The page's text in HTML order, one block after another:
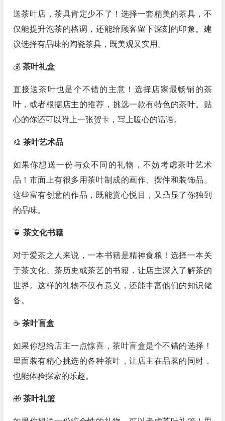
送茶叶店，茶具肯定少不了！选择一套精美的茶具，不
仅能提升泡茶的格调，还能给顾客留下深刻的印象。建
议选择有品味的陶瓷茶具，既美观又实用。
💰 茶叶礼盒
直接送茶叶也是个不错的主意！选择店家最畅销的茶
叶，或者根据店主的推荐，挑选一款有特色的茶叶。贴
心的你还可以附上一张贺卡，写上暖心的话语。
🎨 茶叶艺术品
如果你想送一份与众不同的礼物，不妨考虑茶叶艺术
品！市面上有很多用茶叶制成的画作、摆件和装饰品。
这些富有创意的作品，既能赏心悦目，又凸显了你独到
的品味。
🍵 茶文化书籍
对于爱茶之人来说，一本书籍是精神食粮！选择一本关
于茶文化、茶历史或茶艺的书籍，让店主深入了解茶的
世界。这样的礼物不仅有意义，还能丰富他们的知识储
备。
☕ 茶叶盲盒
如果你想给店主一点惊喜，茶叶盲盒是个不错的选择！
里面装有精心挑选的各种茶叶，让店主在品茗的同时，
也能体验探索的乐趣。
🎁 茶叶礼篮